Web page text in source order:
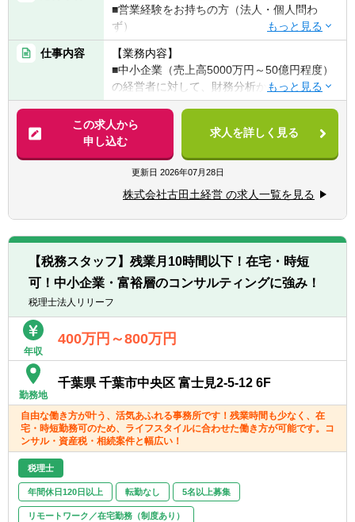
■営業経験をお持ちの方（法人・個人問わ
ず）
■コンサルティング業務に興味をお持ちの方
■中小企業経営者相手に仕事をしたことがあ
る方
■税理士
【求める人物像】
■「日本中の中小企業を元気にする」という
理念に共感頂ける方
■数字に抵抗感のない方
※同社従業員の50%以上は業界未経験者で
仕事内容
【業務内容】
■中小企業（売上高5000万円～50億円程度）
の経営者に対して、財務分析から導き出した
経営アドバイスをし、経営者の想いの実現を
サポートします。
■年商規模1億円～10億円以下のお客様が中
心。「社員の給与や賞与を上げていきたい」
「労働環境を改善してきたい」と思っている
経営者が多いのも特徴で、経営改善が社員の
働きやすさと生活力向上に直結することも多
く、やりがいを感じられます。
■中小企業様の経営支援として、独自の商品
を用いて、「どこに手を打てば利益が出るの
か」と「どうすればお金を残せるのか」また
「正しい経営とは何か」を経営者に指導をし
客様から喜ばれるご提案ができる仕組みが構
築されており、未経験でも入社後半年で担当
を持ち始め、早い段階から顧客経営支援の実
績を築けます。
もちろんOJTや研修もしっかり行いますので
たい」という強い気持ちさえあれば、必ず成
長できる環境です。
この求人から
申し込む
求人を詳しく見る
更新日 2026年07月28日
株式会社古田土経営 の求人一覧を見る
【税務スタッフ】残業月10時間以下！在宅・時短
可！中小企業・富裕層のコンサルティングに強み！
税理士法人リリーフ
年収
400万円～800万円
勤務地
千葉県 千葉市中央区 富士見2-5-12 6F
自由な働き方が叶う、活気あふれる事務所です！残業時間も少なく、在
宅・時短勤務可のため、ライフスタイルに合わせた働き方が可能です。コ
ンサル・資産税・相続案件と幅広い！
税理士
年間休日120日以上 転勤なし 5名以上募集
リモートワーク／在宅勤務（制度あり）